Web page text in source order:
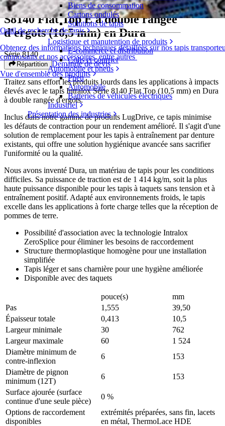
Outil de recherche de tapis
Obtenez des informations techniques détaillées sur nos tapis
composants et nos accessoires, entre autres
Vue d'ensemble des produits
Biens de consommation
Cartons ondulés
Solutions de tapis
Logistique et manutention de produits
E-commerce et distribution
Colis et courrier
Automobile et pneus
Pneu
Automobile
Batteries de véhicules électriques
Industriel
Présentation des industries
S8140 Flat Top E à double rangée
d'ergots (10,5 mm) en Dura
Série 8140
Répartition Demande de devis
Traitez sans effort les produits lourds dans les applications à impacts
élevés avec le tapis Intralox Série 8140 Flat Top (10,5 mm) en Dura
à double rangée d'ergots.
Inclus dans notre gamme de produits LugDrive, ce tapis minimise
les défauts de contraction pour un rendement amélioré. Il s'agit d'une
solution de remplacement pour les tapis à entraînement par denture
existants, qui offre une solution hygiénique avancée sans sacrifier
l'uniformité ou la qualité.
Nous avons inventé Dura, un matériau de tapis pour les conditions
difficiles. Sa puissance de traction est de 1 414 kg/m, soit la plus
haute puissance disponible pour les tapis à taquets sans tension et à
entraînement positif. Adapté aux environnements froids, le tapis
excelle dans les applications à forte charge telles que la réception de
pommes de terre.
Possibilité d'association avec la technologie Intralox
ZeroSplice pour éliminer les besoins de raccordement
Structure thermoplastique homogène pour une installation
simplifiée
Tapis léger et sans charnière pour une hygiène améliorée
Disponible avec des taquets
pouce(s)
mm
Pas
1,555
39,50
Épaisseur totale
0,413
10,5
Largeur minimale
30
762
Largeur maximale
60
1 524
Diamètre minimum de
contre-inflexion
6
153
Diamètre de pignon
minimum (12T)
6
153
Surface ajourée (surface
continue d'une seule pièce)
0 %
Options de raccordement
disponibles
extrémités préparées, sans fin, lacets
en métal, ThermoLace HDE